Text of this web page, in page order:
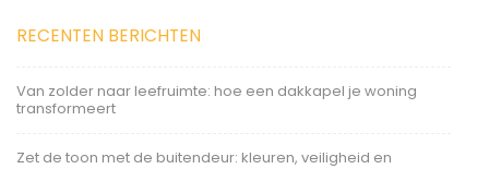
RECENTEN BERICHTEN
Van zolder naar leefruimte: hoe een dakkapel je woning
transformeert
Zet de toon met de buitendeur: kleuren, veiligheid en